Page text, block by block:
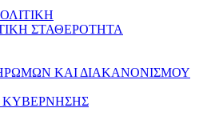
ΣΤΑΘΕΡΟΤΗΤΑ
ΚΑΙ ΔΙΑΚΑΝΟΝΙΣΜΟΥ
ΚΥΒΕΡΝΗΣΗΣ